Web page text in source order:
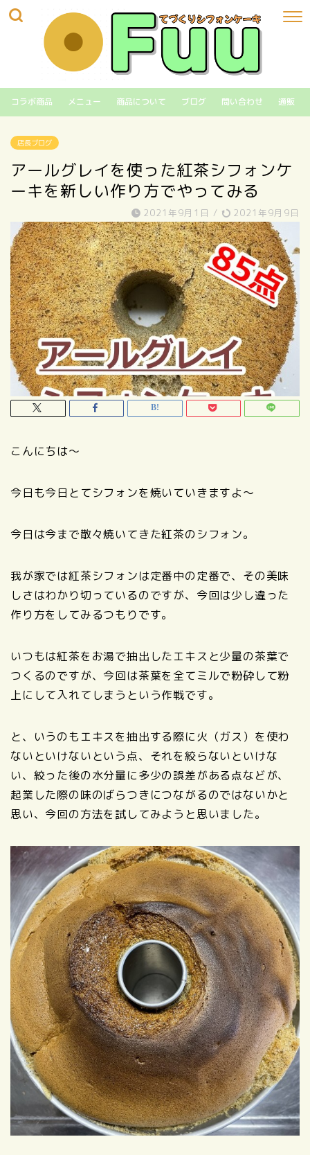
コラボ商品 メニュー 商品について ブログ 問い合わせ 通販
店長ブログ
アールグレイを使った紅茶シフォンケ
ーキを新しい作り方でやってみる
2021年9月1日 / 2021年9月9日
こんにちは～
今日も今日とてシフォンを焼いていきますよ～
今日は今まで散々焼いてきた紅茶のシフォン。
我が家では紅茶シフォンは定番中の定番で、その美味
しさはわかり切っているのですが、今回は少し違った
作り方をしてみるつもりです。
いつもは紅茶をお湯で抽出したエキスと少量の茶葉で
つくるのですが、今回は茶葉を全てミルで粉砕して粉
上にして入れてしまうという作戦です。
と、いうのもエキスを抽出する際に火（ガス）を使わ
ないといけないという点、それを絞らないといけな
い、絞った後の水分量に多少の誤差がある点などが、
起業した際の味のばらつきにつながるのではないかと
思い、今回の方法を試してみようと思いました。